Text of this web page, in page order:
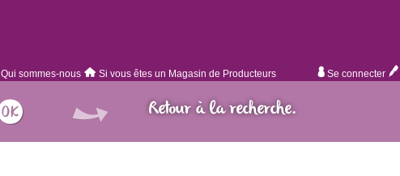
Qui sommes-nous Si vous êtes un Magasin de Producteurs Se connecter
Retour à la recherche.